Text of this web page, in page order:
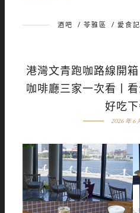
酒吧 / 苓雅區 / 愛食記
港灣文青跑咖路線開
咖啡廳三家一次看丨
好吃
2026 年 6